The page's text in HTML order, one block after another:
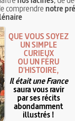
comprendrenotre
QUE VOUS SOYEZ
UN SIMPLE
CURIEUX
OU UN FÉRU
D'HISTOIRE,
Il était une France
saura vous ravir
par ses récits
abondamment
illustrés !